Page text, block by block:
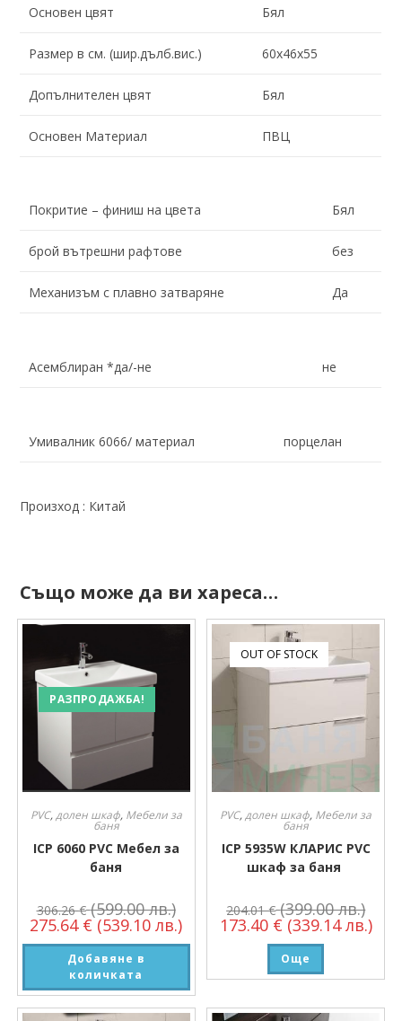
Основен цвят Бял
Размер в см. (шир.дълб.вис.) 60x46x55
Допълнителен цвят Бял
Основен Материал ПВЦ
Покритие – финиш на цвета Бял
брой вътрешни рафтове без
Механизъм с плавно затваряне Да
Асемблиран *да/-не не
Умивалник 6066/ материал порцелан
Произход : Китай
Също може да ви хареса…
РАЗПРОДАЖБА!
PVC,долен шкаф, Мебели за
баня
ICP 6060 PVC Мебел за
баня
306.26€ (599.00 лв.)
275.64 € (539.10 лв.)
Добавяне в
количката
OUT OF STOCK
PVC,долен шкаф, Мебели за
баня
ICP 5935W КЛАРИС PVC
шкаф за баня
204.01€ (399.00 лв.)
173.40 € (339.14 лв.)
Още